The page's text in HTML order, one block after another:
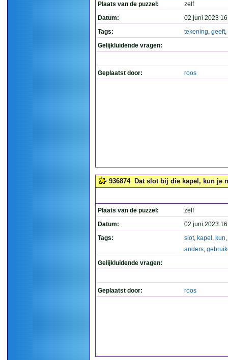
Plaats van de puzzel:
zelf
Datum:
02 juni 2023
Tags:
tekening, geeft,
Gelijkluidende vragen:
Geplaatst door: roos
936874 Dat slot bij die kapel, kun je
Plaats van de puzzel:
zelf
Datum:
02 juni 2023
Tags:
slot, kapel , kun,
anders,
Gelijkluidende vragen:
Geplaatst door: roos